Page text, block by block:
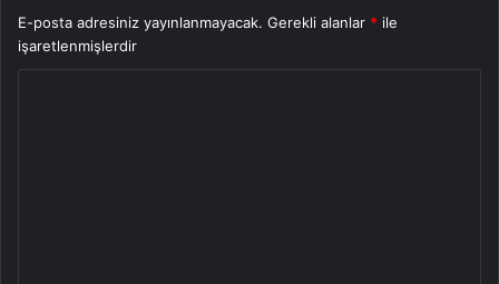
E-posta adresiniz yayınlanmayacak. Gerekli alanlar * ile
işaretlenmişlerdir